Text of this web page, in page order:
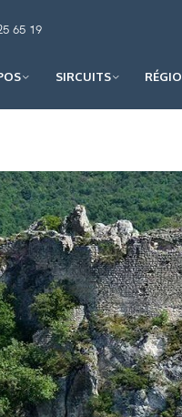
65 19
SIRCUITS